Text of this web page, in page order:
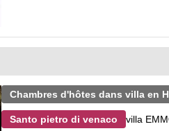
Chambres d'hôtes dans villa en
Santo pietro di venaco villa